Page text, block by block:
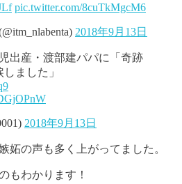
pic.twitter.com/8cuTkMgcM6
2018年9月13日
出産・渡部建パパに「奇跡
ました」
2018年9月13日
妬の声も多く上がってました。
もわかります！